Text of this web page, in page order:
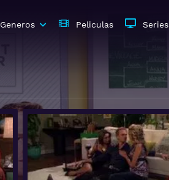
Generos Peliculas Series
Ver